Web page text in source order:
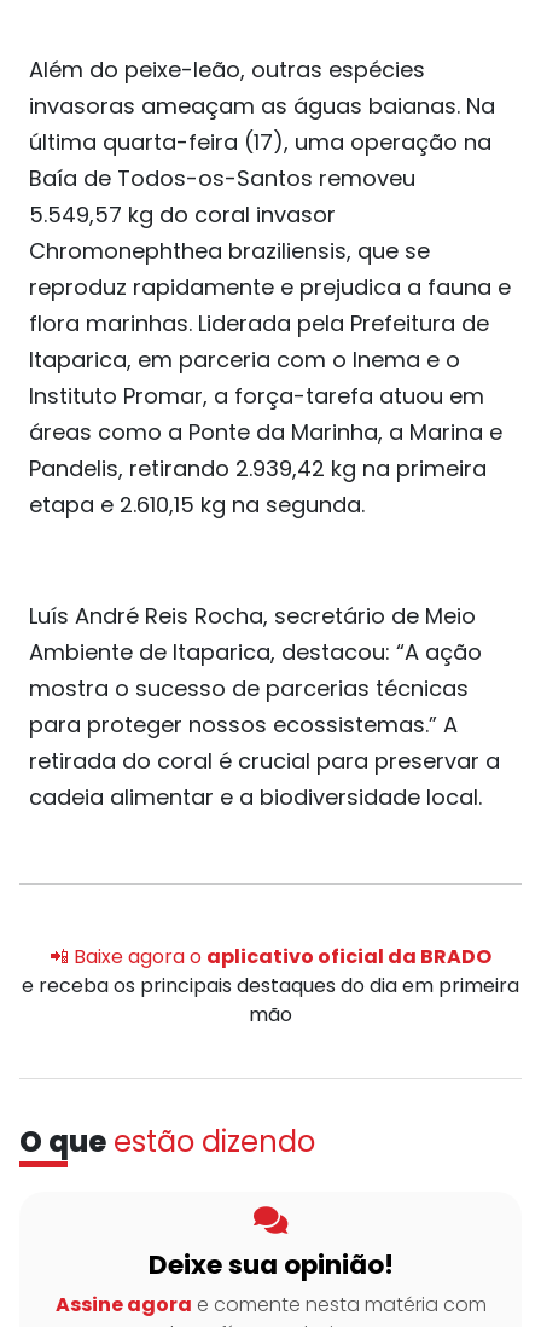
Além do peixe-leão, outras espécies
invasoras ameaçam as águas baianas. Na
última quarta-feira (17), uma operação na
Baía de Todos-os-Santos removeu
5.549,57 kg do coral invasor
Chromonephthea braziliensis, que se
reproduz rapidamente e prejudica a fauna e
flora marinhas. Liderada pela Prefeitura de
Itaparica, em parceria com o Inema e o
Instituto Promar, a força-tarefa atuou em
áreas como a Ponte da Marinha, a Marina e
Pandelis, retirando 2.939,42 kg na primeira
etapa e 2.610,15 kg na segunda.
Luís André Reis Rocha, secretário de Meio
Ambiente de Itaparica, destacou: “A ação
mostra o sucesso de parcerias técnicas
para proteger nossos ecossistemas.” A
retirada do coral é crucial para preservar a
cadeia alimentar e a biodiversidade local.
📲 Baixe agora o aplicativo oficial da BRADO
e receba os principais destaques do dia em primeira
mão
O que estão dizendo
Deixe sua opinião!
Assine agora e comente nesta matéria com